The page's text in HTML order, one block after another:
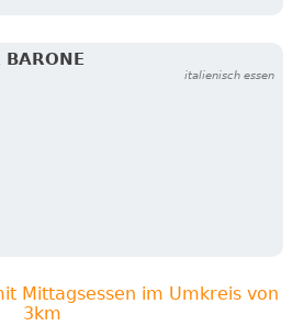
BARONE
italienisch essen
Mittagsessen im Umkreis von
3km